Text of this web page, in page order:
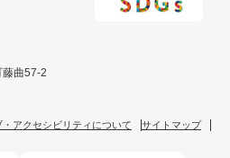
曲57-2
・アクセシビリティについて
サイトマップ